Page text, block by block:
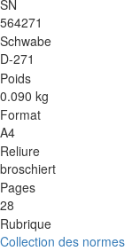
SN
564271
Schwabe
D-271
Poids
0.090 kg
Format
A4
Reliure
broschiert
Pages
28
Rubrique
Collection des normes